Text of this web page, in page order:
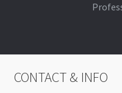
CONTACT & INFO